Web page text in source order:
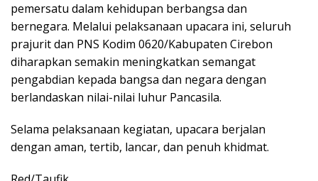
pemersatu dalam kehidupan berbangsa dan
bernegara. Melalui pelaksanaan upacara ini, seluruh
prajurit dan PNS Kodim 0620/Kabupaten Cirebon
diharapkan semakin meningkatkan semangat
pengabdian kepada bangsa dan negara dengan
berlandaskan nilai-nilai luhur Pancasila.
Selama pelaksanaan kegiatan, upacara berjalan
dengan aman, tertib, lancar, dan penuh khidmat.